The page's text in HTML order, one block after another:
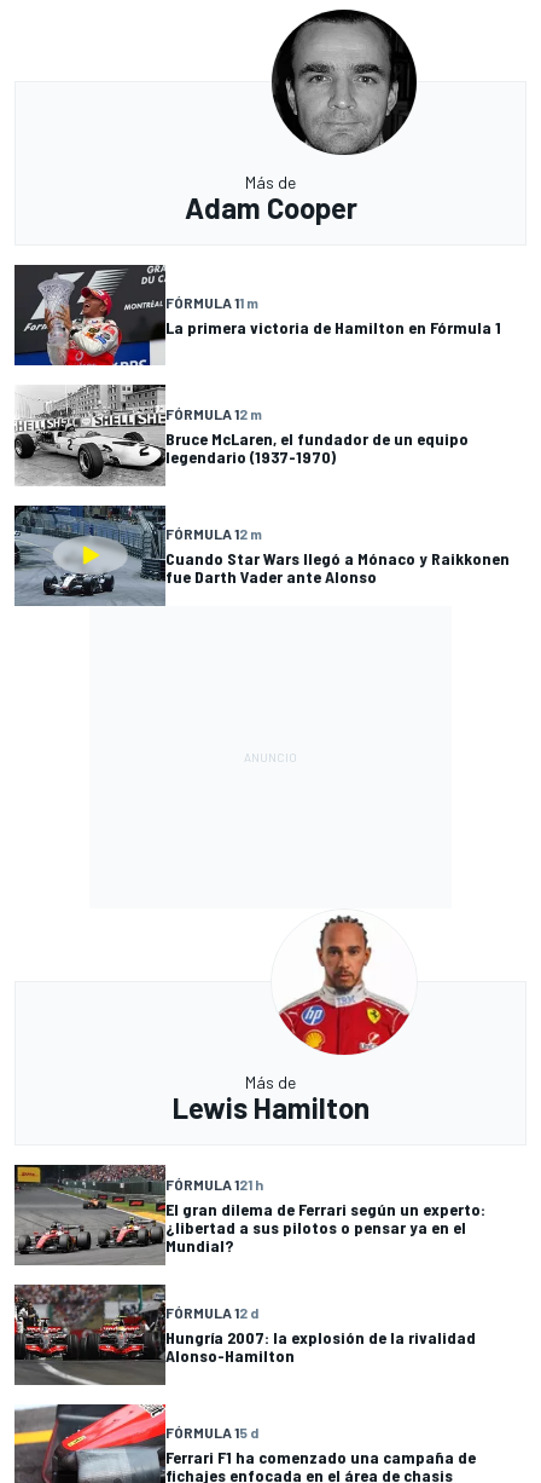
Más de
Adam Cooper
FÓRMULA 11 m
La primera victoria de Hamilton en Fórmula 1
FÓRMULA 12 m
Bruce McLaren, el fundador de un equipo
legendario (1937-1970)
FÓRMULA 12 m
Cuando Star Wars llegó a Mónaco y Raikkonen
fue Darth Vader ante Alonso
Más de
Lewis Hamilton
FÓRMULA 121 h
El gran dilema de Ferrari según un experto:
¿libertad a sus pilotos o pensar ya en el
Mundial?
FÓRMULA 12 d
Hungría 2007: la explosión de la rivalidad
Alonso-Hamilton
FÓRMULA 15 d
Ferrari F1 ha comenzado una campaña de
fichajes enfocada en el área de chasis